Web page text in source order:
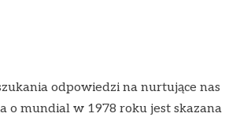
odpowiedzi na nurtujące nas
o mundial w 1978 roku jest skazana